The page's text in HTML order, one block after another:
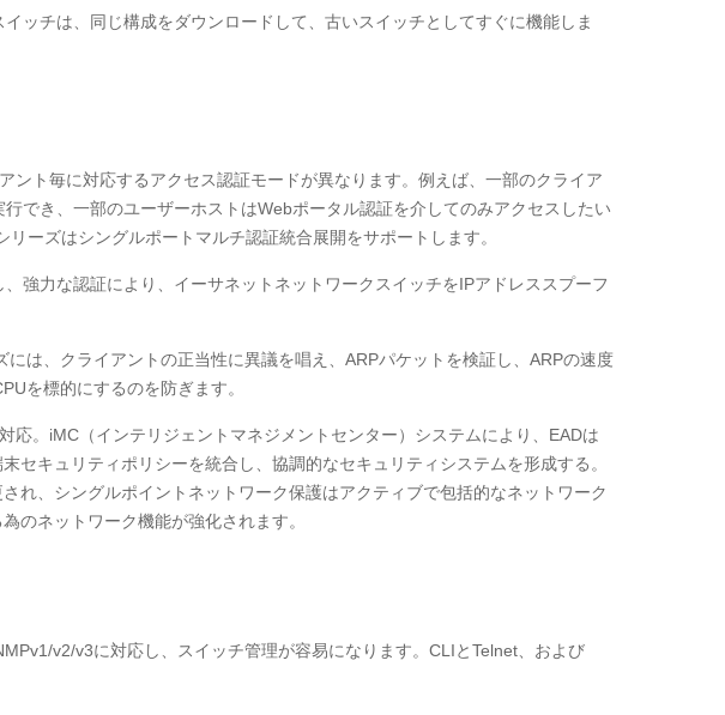
ッチは、同じ構成をダウンロードして、古いスイッチとしてすぐに機能しま
ト毎に対応するアクセス認証モードが異なります。例えば、一部のクライア
でき、一部のユーザーホストはWebポータル認証を介してのみアクセスしたい
ーズはシングルポートマルチ認証統合展開をサポートします。
強力な認証により、イーサネットネットワークスイッチをIPアドレススプーフ
は、クライアントの正当性に異議を唱え、ARPパケットを検証し、ARPの速度
を標的にするのを防ぎます。
。iMC（インテリジェントマネジメントセンター）システムにより、EADは
キュリティポリシーを統合し、協調的なセキュリティシステムを形成する。
れ、シングルポイントネットワーク保護はアクティブで包括的なネットワーク
のネットワーク機能が強化されます。
v2/v3に対応し、スイッチ管理が容易になります。CLIとTelnet、および